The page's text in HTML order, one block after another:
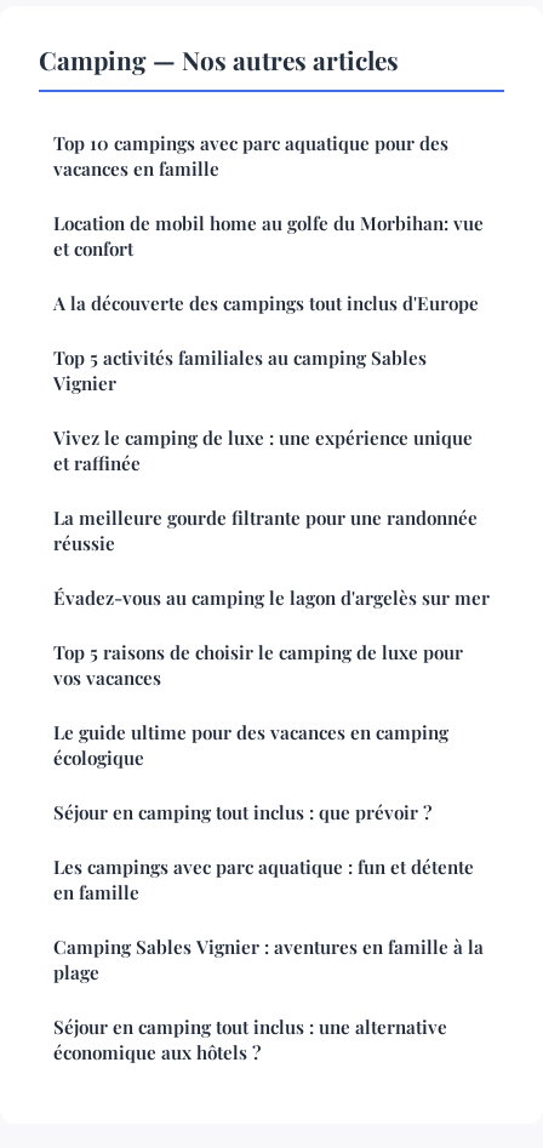
Camping — Nos autres articles
Top 10 campings avec parc aquatique pour des
vacances en famille
Location de mobil home au golfe du Morbihan: vue
et confort
A la découverte des campings tout inclus d'Europe
Top 5 activités familiales au camping Sables
Vignier
Vivez le camping de luxe : une expérience unique
et raffinée
La meilleure gourde filtrante pour une randonnée
réussie
Évadez-vous au camping le lagon d'argelès sur mer
Top 5 raisons de choisir le camping de luxe pour
vos vacances
Le guide ultime pour des vacances en camping
écologique
Séjour en camping tout inclus : que prévoir ?
Les campings avec parc aquatique : fun et détente
en famille
Camping Sables Vignier : aventures en famille à la
plage
Séjour en camping tout inclus : une alternative
économique aux hôtels ?